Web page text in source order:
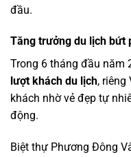
đầu.
Tăng trưởng du lịch bứt
Trong 6 tháng đầu năm
lượt khách du lịch,
khách nhờ vẻ đẹp tự
động.
Biệt thự Phương Đông